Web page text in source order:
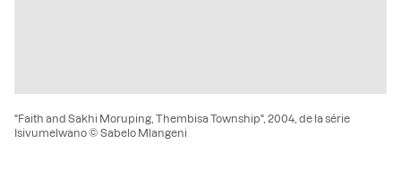
"Faith and Sakhi Moruping, Thembisa Township", 2004, de la série
Isivumelwano © Sabelo Mlangeni